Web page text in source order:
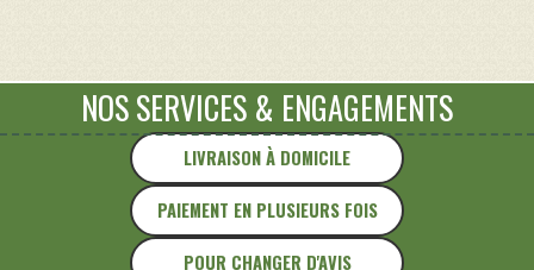
du
Rhône
Montélimar
LIVRAISON À DOMICILE
PAIEMENT EN PLUSIEURS FOIS
NOS SERVICES & ENGAGEMENTS
POUR CHANGER D'AVIS